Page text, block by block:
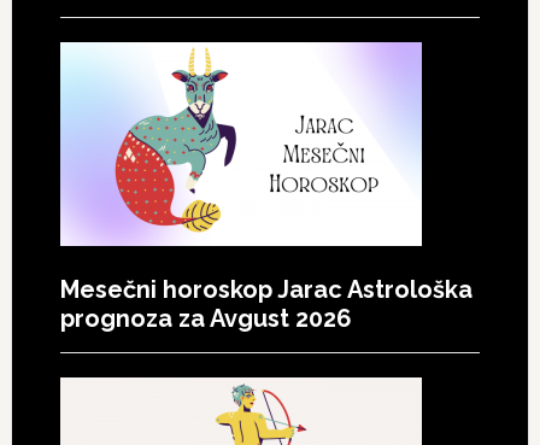
Mesečni horoskop Jarac Astrološka
prognoza za Avgust 2026